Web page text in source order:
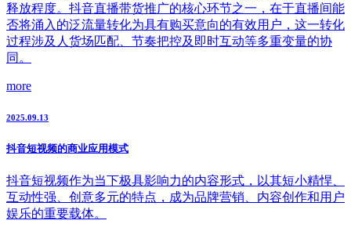
释放程度。抖音直播带货推广的核心环节之一，在于直播间能
否将涌入的泛流量转化为具有购买意向的有效用户，这一转化
过程涉及人货场匹配、节奏把控及即时互动等多重变量的协
同。
more
2025.09.13
抖音短视频的商业应用模式
抖音短视频作为当下极具影响力的内容形式，以其短小精悍、
互动性强、创意多元的特点，成为品牌营销、内容创作和用户
娱乐的重要载体。